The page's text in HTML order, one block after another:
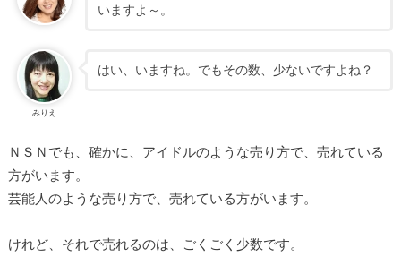
いますよ～。
みりえ
はい、いますね。でもその数、少ないですよね？
ＮＳＮでも、確かに、アイドルのような売り方で、売れている
方がいます。
芸能人のような売り方で、売れている方がいます。
けれど、それで売れるのは、ごくごく少数です。